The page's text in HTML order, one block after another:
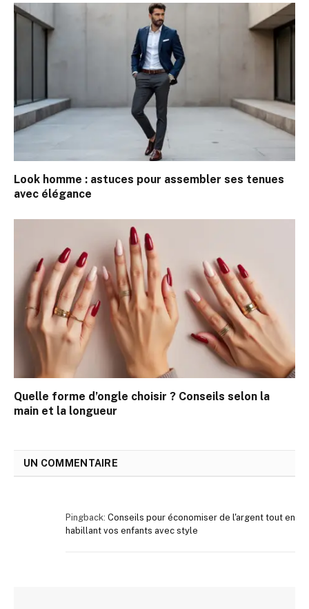
Look homme : astuces pour assembler ses tenues
avec élégance
Quelle forme d’ongle choisir ? Conseils selon la
main et la longueur
UN COMMENTAIRE
Pingback: Conseils pour économiser de l'argent tout en
habillant vos enfants avec style